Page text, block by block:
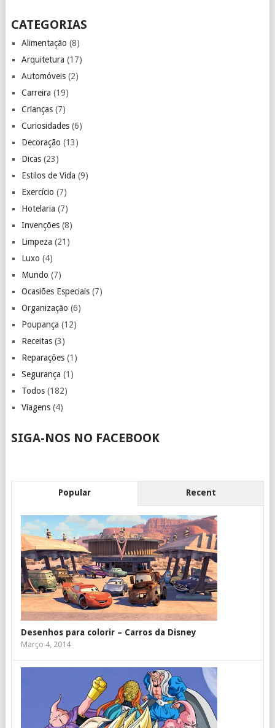
CATEGORIAS
Alimentação (8)
Arquitetura (17)
Automóveis(2)
Carreira (19)
Crianças(7)
Curiosidades(6)
Decoração (13)
Dicas(23)
Estilos de Vida (9)
Exercício (7)
Hotelaria (7)
Invenções(8)
Limpeza (21)
Luxo (4)
Mundo (7)
Ocasiões Especiais(7)
Organização (6)
Poupança (12)
Receitas(3)
Reparações(1)
Segurança (1)
Todos(182)
Viagens(4)
SIGA-NOS NO FACEBOOK
Popular Recent
Desenhos para colorir – Carros da Disney
Março 4, 2014